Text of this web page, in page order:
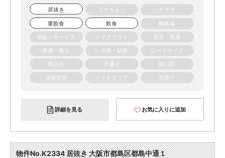
居抜き
スケルトン
リース
重飲食
飲食
軽飲食
物販・サービス
テイクアウト
美容・医療
事務・教室
一等地・駅前
ロードサイド
商店街
大通り
間口広
深夜営業
ナイトエリア 営業中
詳細を見る お気に入りに追加
物件No.K2334 居抜き 大阪市都島区都島中通１